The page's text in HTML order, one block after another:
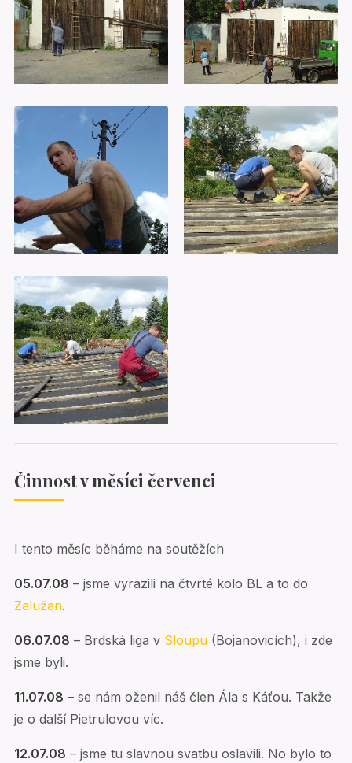
Činnost v měsíci červenci
I tento měsíc běháme na soutěžích
05.07.08 – jsme vyrazili na čtvrté kolo BL a to do
Zalužan.
06.07.08 – Brdská liga v Sloupu (Bojanovicích), i zde
jsme byli.
11.07.08 – se nám oženil náš člen Ála s Káťou. Takže
je o další Pietrulovou víc.
12.07.08 – jsme tu slavnou svatbu oslavili. No bylo to